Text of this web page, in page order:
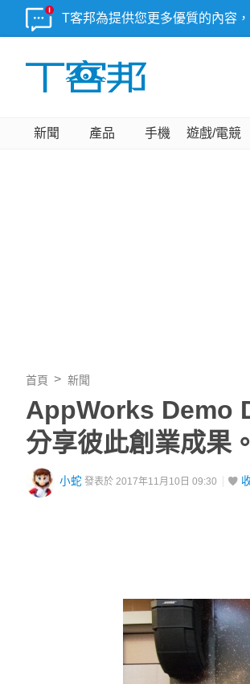
T客邦為提供您更多優質的內容
新聞 產品 手機 遊戲/電競
首頁 新聞
AppWorks Demo
分享彼此創業成果。
小蛇 發表於 2017年11月10日 09:30